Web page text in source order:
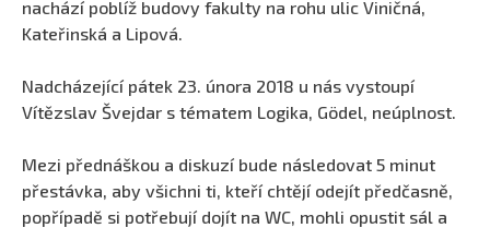
nachází poblíž budovy fakulty na rohu ulic Viničná,
Kateřinská a Lipová.
Nadcházející pátek 23. února 2018 u nás vystoupí
Vítězslav Švejdar s tématem Logika, Gödel, neúplnost.
Mezi přednáškou a diskuzí bude následovat 5 minut
přestávka, aby všichni ti, kteří chtějí odejít předčasně,
popřípadě si potřebují dojít na WC, mohli opustit sál a